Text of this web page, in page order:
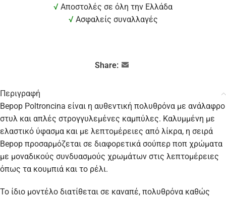
√ Αποστολές σε όλη την Ελλάδα
√ Ασφαλείς συναλλαγές
Share:
Περιγραφή
Bepop Poltroncina είναι η αυθεντική πολυθρόνα με ανάλαφρο
στυλ και απλές στρογγυλεμένες καμπύλες. Καλυμμένη με
ελαστικό ύφασμα και με λεπτομέρειες από λίκρα, η σειρά
Bepop προσαρμόζεται σε διαφορετικά σούπερ ποπ χρώματα
με μοναδικούς συνδυασμούς χρωμάτων στις λεπτομέρειες
όπως τα κουμπιά και το ρέλι.
Το ίδιο μοντέλο διατίθεται σε καναπέ, πολυθρόνα καθώς